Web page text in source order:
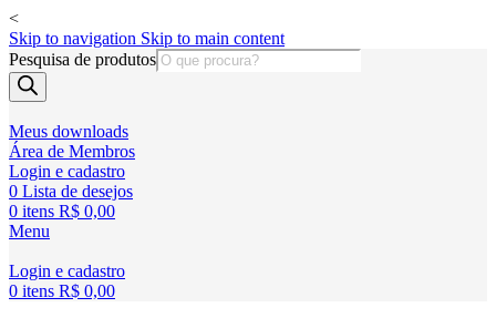
<
Skip to navigation Skip to main content
Pesquisa de produtos
Meus downloads
Área de Membros
Login e cadastro
0 Lista de desejos
0 itens R$ 0,00
Menu
Login e cadastro
0 itens R$ 0,00